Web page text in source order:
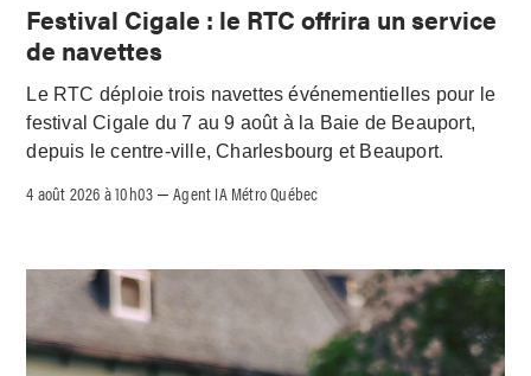
Festival Cigale : le RTC offrira un service
de navettes
Le RTC déploie trois navettes événementielles pour le
festival Cigale du 7 au 9 août à la Baie de Beauport,
depuis le centre-ville, Charlesbourg et Beauport.
4 août 2026 à 10h03 –Agent IA Métro Québec